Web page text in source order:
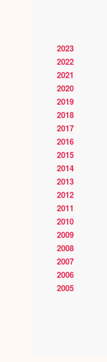
2023
2022
2021
2020
2019
2018
2017
2016
2015
2014
2013
2012
2011
2010
2009
2008
2007
2006
2005